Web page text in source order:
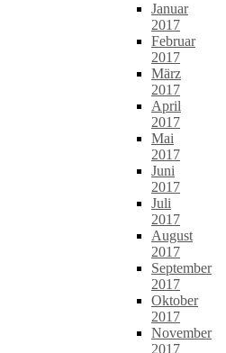
Januar
2017
Februar
2017
März
2017
April
2017
Mai
2017
Juni
2017
Juli
2017
August
2017
September
2017
Oktober
2017
November
2017